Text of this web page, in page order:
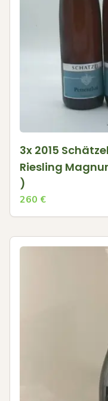
3x 2015
Riesling
)
260 €